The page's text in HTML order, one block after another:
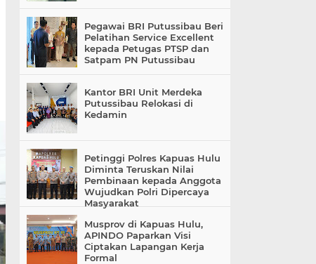
Pegawai BRI Putussibau Beri
Pelatihan Service Excellent
kepada Petugas PTSP dan
Satpam PN Putussibau
Kantor BRI Unit Merdeka
Putussibau Relokasi di
Kedamin
Petinggi Polres Kapuas Hulu
Diminta Teruskan Nilai
Pembinaan kepada Anggota
Wujudkan Polri Dipercaya
Masyarakat
Musprov di Kapuas Hulu,
APINDO Paparkan Visi
Ciptakan Lapangan Kerja
Formal